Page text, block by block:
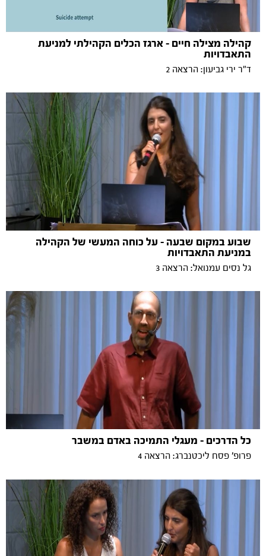
קהילה מצילה חיים - ארגז הכלים הקהילתי למניעת
התאבדויות
ד"ר ירי גביעון: הרצאה 2
שבוע במקום שבעה - על כוחה המעשי של הקהילה
במניעת התאבדויות
גל נסים עמנואל: הרצאה 3
כל הדרכים - מעגלי התמיכה באדם במשבר
פרופ' פסח ליכטנברג: הרצאה 4